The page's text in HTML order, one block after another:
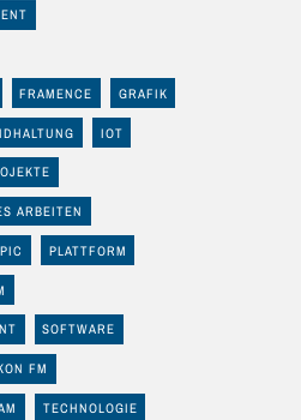
FRAMENCE GRAFIK
IOT
ARBEITEN
PLATTFORM
SOFTWARE
FM
TECHNOLOGIE